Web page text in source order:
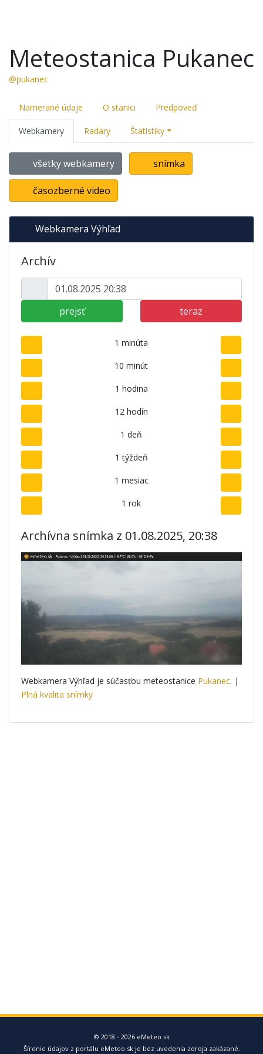
Meteostanica Pukanec
@pukanec
Namerané údaje O stanici Predpoveď
Webkamery Radary Štatistiky
všetky webkamery snímka
časozberné video
Webkamera Výhľad
Archív
prejsť teraz
1 minúta
10 minút
1 hodina
12 hodín
1 deň
1 týždeň
1 mesiac
1 rok
Archívna snímka z 01.08.2025, 20:38
Webkamera Výhľad je súčasťou meteostanice Pukanec. |
Plná kvalita snímky
© 2018 - 2026 eMeteo.sk
Šírenie údajov z portálu eMeteo.sk je bez uvedenia zdroja zakázané.